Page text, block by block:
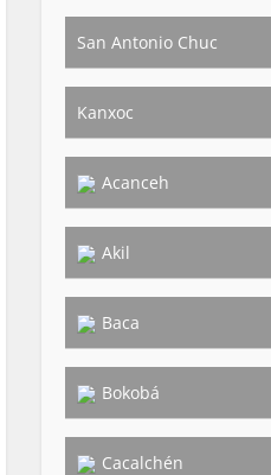
San Antonio Chuc
Kanxoc
Acanceh
Akil
Baca
Bokobá
Cacalchén